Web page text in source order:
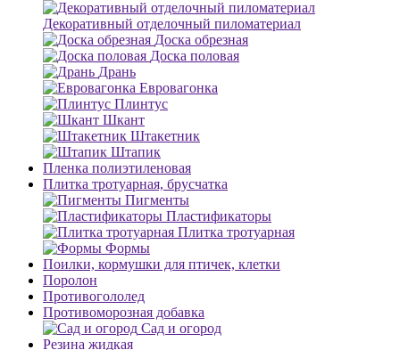
Декоративный отделочный пиломатериал
Доска обрезная
Доска половая
Дрань
Евровагонка
Плинтус
Шкант
Штакетник
Штапик
Пленка полиэтиленовая
Плитка тротуарная, брусчатка
Пигменты
Пластификаторы
Плитка тротуарная
Формы
Поилки, кормушки для птичек, клетки
Поролон
Противогололед
Противоморозная добавка
Сад и огород
Резина жидкая